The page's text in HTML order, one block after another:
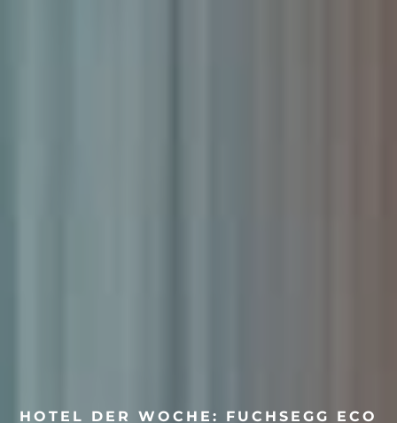
HOTEL DER WOCHE: FUCHSEGG ECO